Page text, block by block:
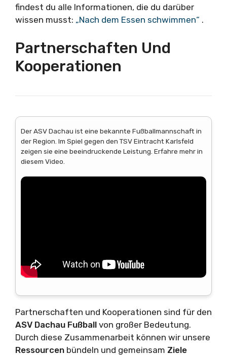
findest du alle Informationen, die du darüber
wissen musst: „Nach dem Essen schwimmen“ .
Partnerschaften Und
Kooperationen
Der ASV Dachau ist eine bekannte Fußballmannschaft in
der Region. Im Spiel gegen den TSV Eintracht Karlsfeld
zeigen sie eine beeindruckende Leistung. Erfahre mehr in
diesem Video.
Partnerschaften und Kooperationen sind für den
ASV Dachau Fußball von großer Bedeutung.
Durch diese Zusammenarbeit können wir unsere
Ressourcen bündeln und gemeinsam Ziele